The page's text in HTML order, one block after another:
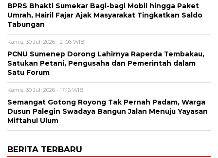
BPRS Bhakti Sumekar Bagi-bagi Mobil hingga Paket
Umrah, Hairil Fajar Ajak Masyarakat Tingkatkan Saldo
Tabungan
Kamis, 30 Juli 2026 - 21:06 WIB
PCNU Sumenep Dorong Lahirnya Raperda Tembakau,
Satukan Petani, Pengusaha dan Pemerintah dalam
Satu Forum
Kamis, 30 Juli 2026 - 17:16 WIB
Semangat Gotong Royong Tak Pernah Padam, Warga
Dusun Palegin Swadaya Bangun Jalan Menuju Yayasan
Miftahul Ulum
BERITA TERBARU